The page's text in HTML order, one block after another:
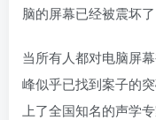
脑的屏幕已经被震坏
当所有人都对电脑屏
峰似乎已找到案子的
上了全国知名的声学